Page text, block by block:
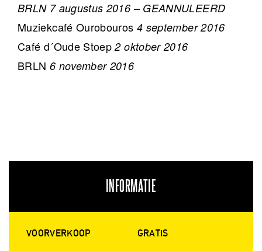
BRLN 7 augustus 2016 – GEANNULEERD
Muziekcafé Ourobouros 4 september 2016
Café d´Oude Stoep2 oktober 2016
BRLN 6 november 2016
INFORMATIE
VOORVERKOOP GRATIS